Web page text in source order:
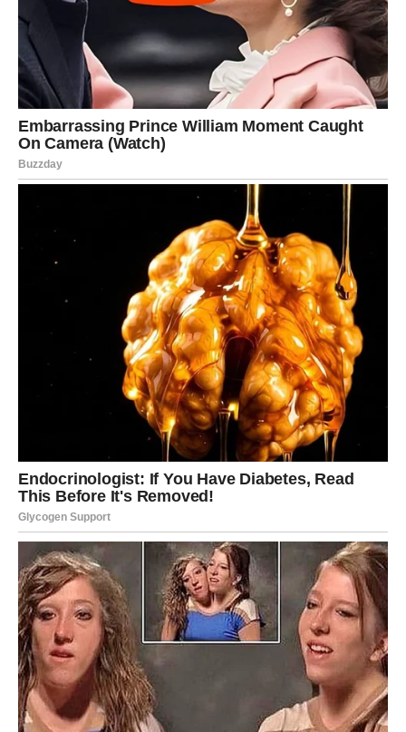
za ranu koja se čini neizlječivom. Glumice i danas najveću
podršku dobivaju od svoje majke koja im je uviejk bila najveći
oslonac u životu. Iako su odrasle žene a Sloboda ima i svoju
porodicu i djecu kod mame uvijek nalaze mir i spokoj .